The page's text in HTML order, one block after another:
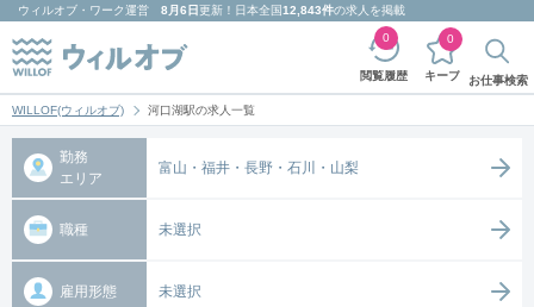
ウィルオブ・ワーク運営 8月6日更新！日本全国12,843件の求人を掲載
閲覧履歴
0
キープ
0
お仕事検索
WILLOF(ウィルオブ) 河口湖駅の求人一覧
勤務
エリア
富山・福井・長野・石川・山梨
職種 未選択
雇用形態 未選択